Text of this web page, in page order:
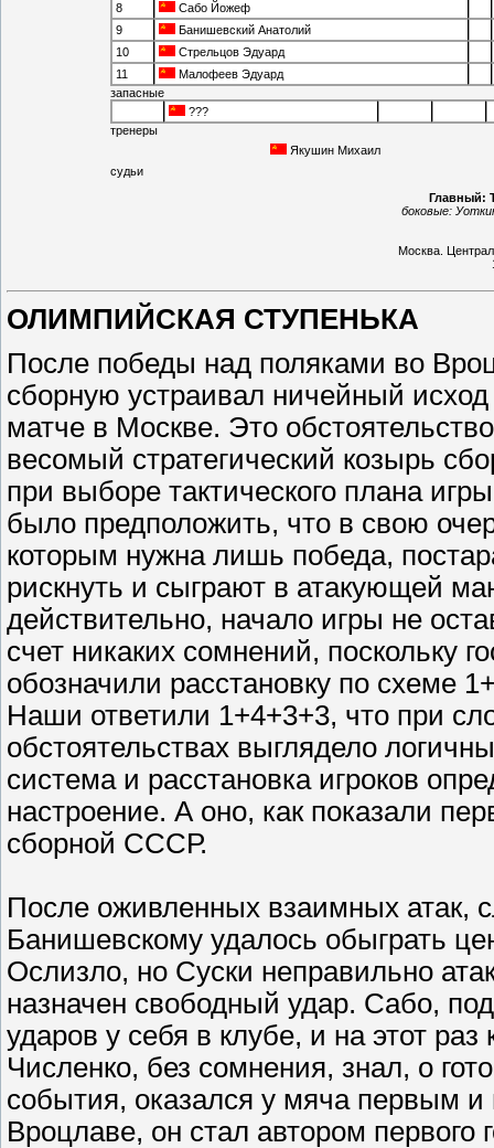
8
Сабо Йожеф
9
Банишевский Анатолий
10
Стрельцов Эдуард
11
Малофеев Эдуард
запасные
???
тренеры
Якушин Михаил
судьи
Главный:
боковые:
Москва.
ОЛИМПИЙСКАЯ СТУПЕНЬКА
После победы над поляками во
сборную устраивал ничейный исход
матче в Москве. Это
весомый стратегический козырь
при выборе тактического плана
было предположить, что в свою
которым нужна лишь победа,
рискнуть и сыграют в атакующей
действительно, начало игры не
счет никаких сомнений, поскольку
обозначили расстановку по схеме
Наши ответили 1+4+3+3, что при
обстоятельствах выглядело
система и расстановка игроков
настроение. А оно, как показали
сборной СССР.
После оживленных взаимных атак,
Банишевскому удалось обыграть
Ослизло, но Суски неправильно
назначен свободный удар. Сабо,
ударов у себя в клубе, и на этот
Численко, без сомнения, знал, о
события, оказался у мяча первым и
Вроцлаве, он стал автором первого